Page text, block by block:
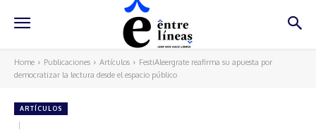
Home Publicaciones Artículos
FestiAleergrate reafirma su apuesta por
democratizar la lectura desde el espacio público
ARTÍCULOS